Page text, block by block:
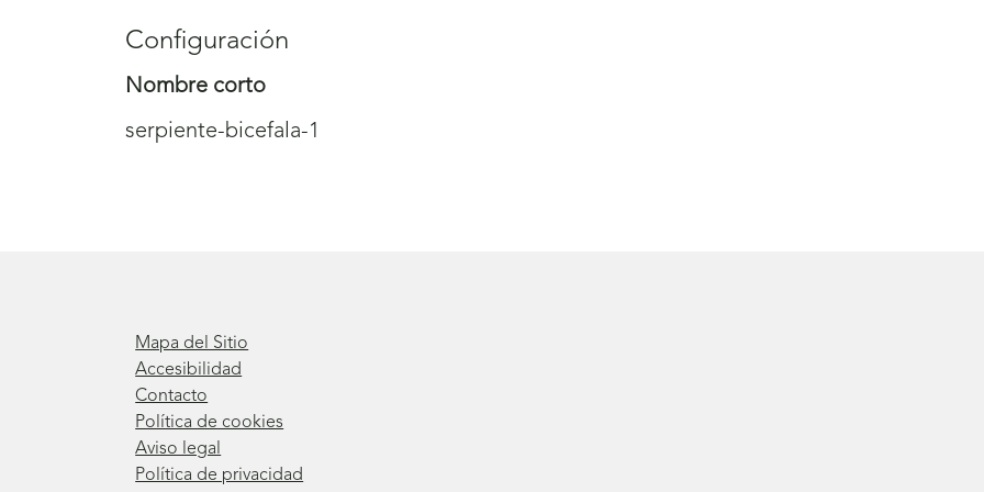
Configuración
Nombre corto
serpiente-bicefala-1
Mapa del Sitio
Accesibilidad
Contacto
Política de cookies
Aviso legal
Política de privacidad